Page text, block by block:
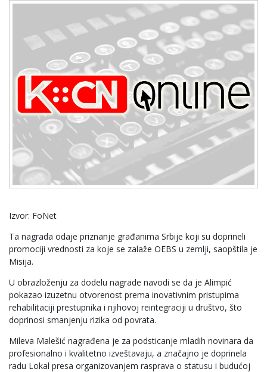
Izvor: FoNet
Ta nagrada odaje priznanje građanima Srbije koji su doprineli
promociji vrednosti za koje se zalaže OEBS u zemlji, saopštila je
Misija.
U obrazloženju za dodelu nagrade navodi se da je Alimpić
pokazao izuzetnu otvorenost prema inovativnim pristupima
rehabilitaciji prestupnika i njihovoj reintegraciji u društvo, što
doprinosi smanjenju rizika od povrata.
Mileva Malešić nagrađena je za podsticanje mladih novinara da
profesionalno i kvalitetno izveštavaju, a značajno je doprinela
radu Lokal presa organizovanjem rasprava o statusu i budućoj